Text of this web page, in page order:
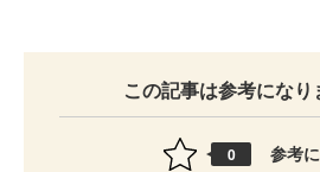
この記事は参考になり
0 参考